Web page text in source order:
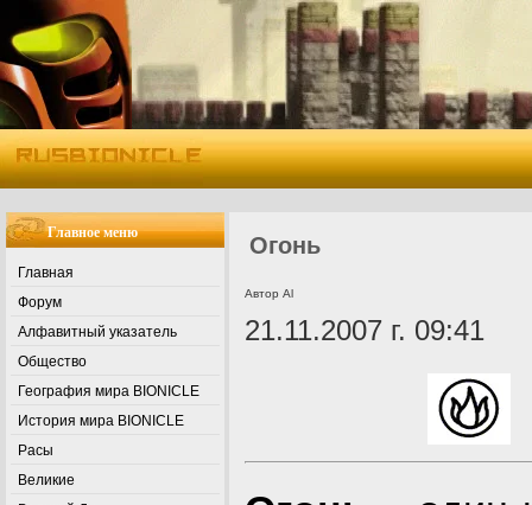
Главное меню
Главная
Форум
Алфавитный указатель
Общество
География мира BIONICLE
История мира BIONICLE
Расы
Великие
Огонь
Автор Al
21.11.2007 г. 09:41